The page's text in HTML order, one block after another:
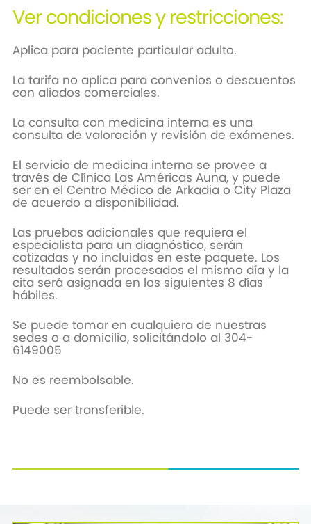
Ver condiciones y restricciones:
Aplica para paciente particular adulto.
La tarifa no aplica para convenios o descuentos
con aliados comerciales.
La consulta con medicina interna es una
consulta de valoración y revisión de exámenes.
El servicio de medicina interna se provee a
través de Clínica Las Américas Auna, y puede
ser en el Centro Médico de Arkadia o City Plaza
de acuerdo a disponibilidad.
Las pruebas adicionales que requiera el
especialista para un diagnóstico, serán
cotizadas y no incluidas en este paquete. Los
resultados serán procesados el mismo día y la
cita será asignada en los siguientes 8 días
hábiles.
Se puede tomar en cualquiera de nuestras
sedes o a domicilio, solicitándolo al 304-
6149005
No es reembolsable.
Puede ser transferible.